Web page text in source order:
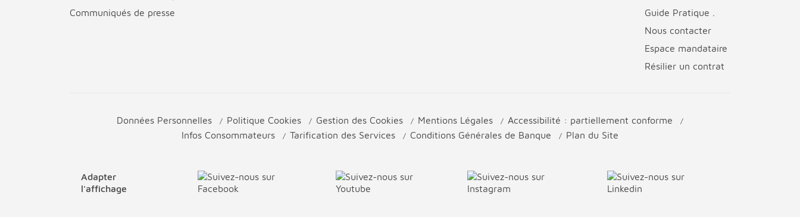
Communiqués de presse
Guide Pratique .
Nous contacter
Espace mandataire
Résilier un contrat
Données Personnelles Politique Cookies Gestion des Cookies Mentions Légales
Accessibilité : partiellement conforme
Infos Consommateurs
Tarification des Services Conditions Générales de Banque Plan du Site
Adapter
l'affichage